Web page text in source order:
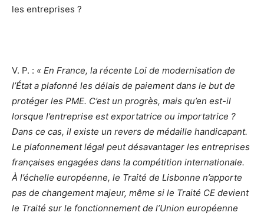
les entreprises ?
V. P. : « En France, la récente Loi de modernisation de
l’État a plafonné les délais de paiement dans le but de
protéger les PME. C’est un progrès, mais qu’en est-il
lorsque l’entreprise est exportatrice ou importatrice ?
Dans ce cas, il existe un revers de médaille handicapant.
Le plafonnement légal peut désavantager les entreprises
françaises engagées dans la compétition internationale.
À l’échelle européenne, le Traité de Lisbonne n’apporte
pas de changement majeur, même si le Traité CE devient
le Traité sur le fonctionnement de l’Union européenne